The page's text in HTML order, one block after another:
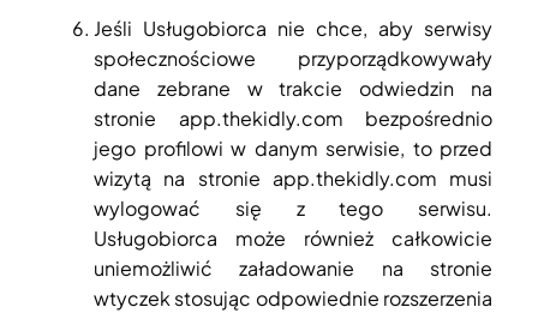
Jeśli Usługobiorca nie chce, aby serwisy
społecznościowe przyporządkowywały
dane zebrane w trakcie odwiedzin na
stronie app.thekidly.com bezpośrednio
jego profilowi w danym serwisie, to przed
wizytą na stronie app.thekidly.com musi
wylogować się z tego serwisu.
Usługobiorca może również całkowicie
uniemożliwić załadowanie na stronie
wtyczek stosując odpowiednie rozszerzenia